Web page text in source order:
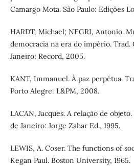
Camargo Mota. São Paulo: Edições
HARDT, Michael; NEGRI, Antonio.
democracia na era do império. Trad.
Janeiro: Record, 2005.
KANT, Immanuel. À paz perpétua.
Porto Alegre: L&PM, 2008.
LACAN, Jacques. A relação de
de Janeiro: Jorge Zahar Ed., 1995.
LEWIS, A. Coser. The functions of
Kegan Paul. Boston University, 1965.